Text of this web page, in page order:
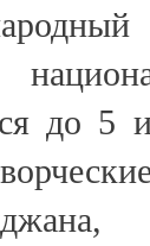
до 5